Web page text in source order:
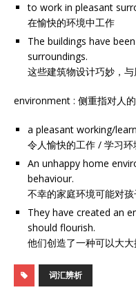
to work in pleasant
在愉快的环境中工作
The buildings have
surroundings.
这些建筑物设计巧妙，与
environment : 侧重指对人
a pleasant working/
令人愉快的工作 / 学习环
An unhappy home
behaviour.
不幸的家庭环境可能对孩
They have created an
should flourish.
他们创造了一种可以大大
词汇辨析